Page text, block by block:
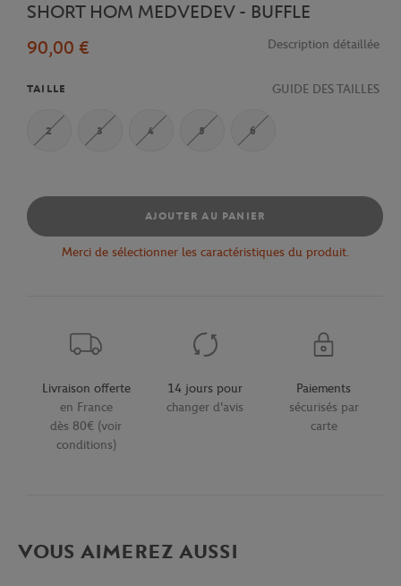
SHORT HOM MEDVEDEV - BUFFLE
90,00 €
Description détaillée
TAILLE GUIDE DES TAILLES
2 3 4 5 6
AJOUTER AU PANIER
Merci de sélectionner les caractéristiques du produit.
Livraison offerte
en France
dès 80€ (voir
conditions)
14 jours pour
changer d'avis
Paiements
sécurisés par
carte
VOUS AIMEREZ AUSSI